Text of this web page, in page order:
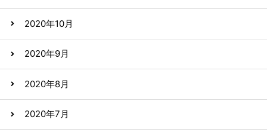
2020年10月
2020年9月
2020年8月
2020年7月